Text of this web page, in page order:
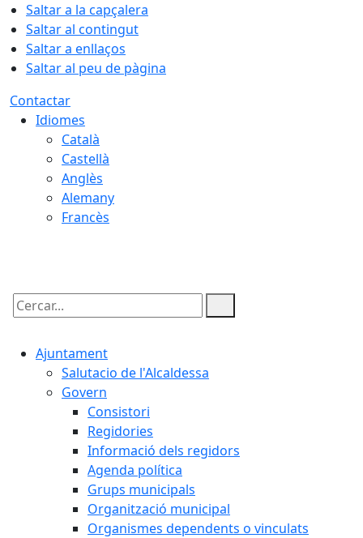
Saltar a la capçalera
Saltar al contingut
Saltar a enllaços
Saltar al peu de pàgina
Contactar
Idiomes
Català
Castellà
Anglès
Alemany
Francès
Cercar:
Ajuntament
Salutacio de l'Alcaldessa
Govern
Consistori
Regidories
Informació dels regidors
Agenda política
Grups municipals
Organització municipal
Organismes dependents o vinculats